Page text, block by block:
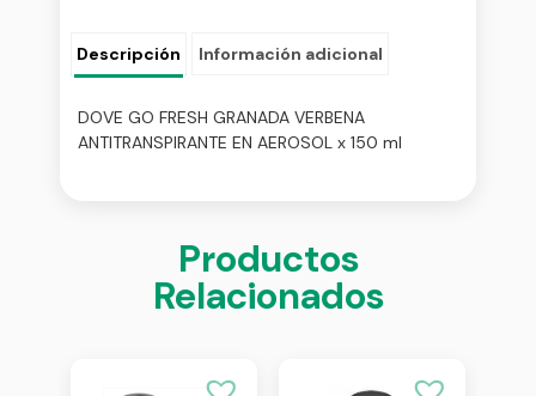
Descripción Información adicional
DOVE GO FRESH GRANADA VERBENA
ANTITRANSPIRANTE EN AEROSOL x 150 ml
Productos
Relacionados